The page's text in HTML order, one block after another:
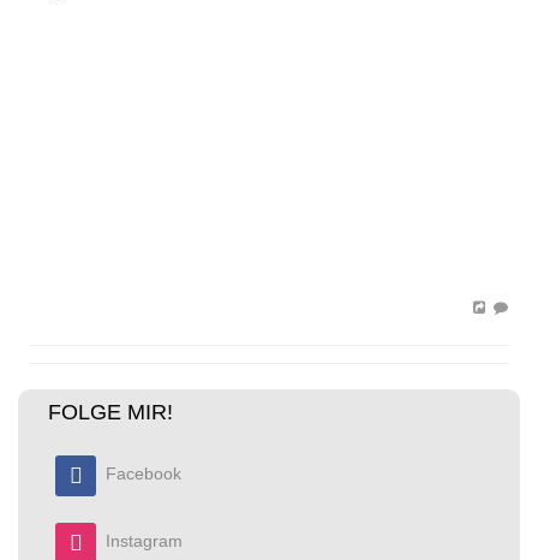
FOLGE MIR!
Facebook
Instagram